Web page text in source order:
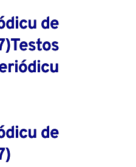
de
de